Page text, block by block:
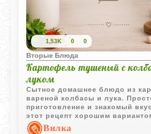
1,53K 0 0
Вторые Блюда
Картофель тушеный с
луком
Сытное домашнее блюдо из
вареной колбасы и лука.
приготовление и знакомый
этот рецепт хорошим
семейного обеда или ужина.
Вилка